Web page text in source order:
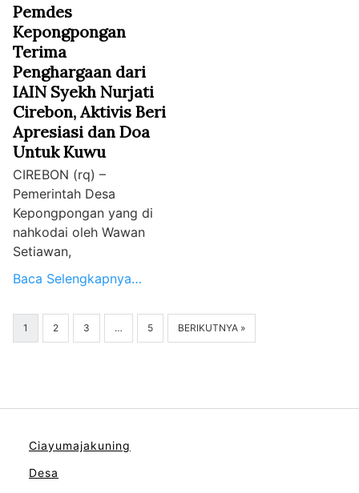
Pemdes
Kepongpongan
Terima
Penghargaan dari
IAIN Syekh Nurjati
Cirebon, Aktivis Beri
Apresiasi dan Doa
Untuk Kuwu
CIREBON (rq) –
Pemerintah Desa
Kepongpongan yang di
nahkodai oleh Wawan
Setiawan,
Baca Selengkapnya…
1 2 3 … 5 BERIKUTNYA »
Ciayumajakuning
Desa